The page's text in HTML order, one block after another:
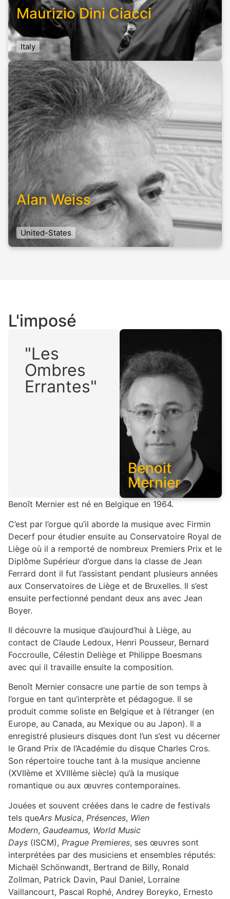
Maurizio Dini Ciacci
Italy
Alan Weiss
United-States
L'imposé
Benoit
Mernier
"Les
Ombres
Errantes"
Benoît Mernier est né en Belgique en 1964.
C’est par l’orgue qu’il aborde la musique avec Firmin
Decerf pour étudier ensuite au Conservatoire Royal de
Liège où il a remporté de nombreux Premiers Prix et le
Diplôme Supérieur d’orgue dans la classe de Jean
Ferrard dont il fut l’assistant pendant plusieurs années
aux Conservatoires de Liège et de Bruxelles. Il s’est
ensuite perfectionné pendant deux ans avec Jean
Boyer.
Il découvre la musique d’aujourd’hui à Liège, au
contact de Claude Ledoux, Henri Pousseur, Bernard
Foccroulle, Célestin Deliège et Philippe Boesmans
avec qui il travaille ensuite la composition.
Benoît Mernier consacre une partie de son temps à
l’orgue en tant qu’interprète et pédagogue. Il se
produit comme soliste en Belgique et à l’étranger (en
Europe, au Canada, au Mexique ou au Japon). Il a
enregistré plusieurs disques dont l’un s’est vu décerner
le Grand Prix de l’Académie du disque Charles Cros.
Son répertoire touche tant à la musique ancienne
(XVIIème et XVIIIème siècle) qu’à la musique
romantique ou aux œuvres contemporaines.
Jouées et souvent créées dans le cadre de festivals
tels queArs Musica, Présences, Wien
Modern, Gaudeamus, World Music
Days (ISCM), Prague Premieres, ses œuvres sont
interprétées par des musiciens et ensembles réputés:
Michaël Schönwandt, Bertrand de Billy, Ronald
Zollman, Patrick Davin, Paul Daniel, Lorraine
Vaillancourt, Pascal Rophé, Andrey Boreyko, Ernesto